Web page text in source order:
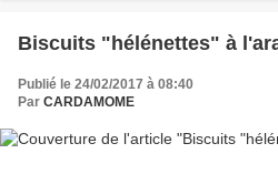
Biscuits "hélénettes" à
Publié le 24/02/2017 à 08:40
Par CARDAMOME